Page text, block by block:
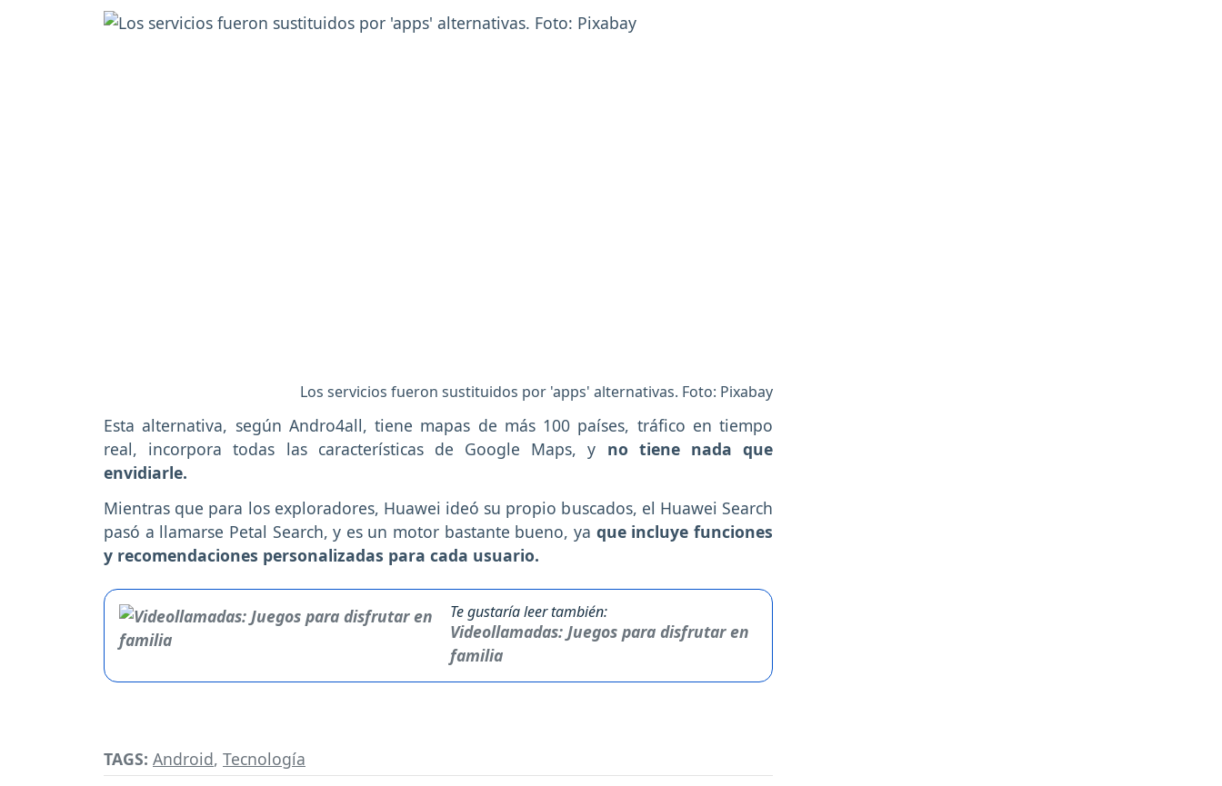
Los servicios fueron sustituidos por 'apps' alternativas. Foto: Pixabay
Esta alternativa, según Andro4all, tiene mapas de más 100 países, tráfico en tiempo
real, incorpora todas las características de Google Maps, y no tiene nada que
envidiarle.
Mientras que para los exploradores, Huawei ideó su propio buscados, el Huawei Search
pasó a llamarse Petal Search, y es un motor bastante bueno, ya que incluye funciones
y recomendaciones personalizadas para cada usuario.
Te gustaría leer también:
Videollamadas: Juegos para disfrutar en
familia
TAGS: Android, Tecnología